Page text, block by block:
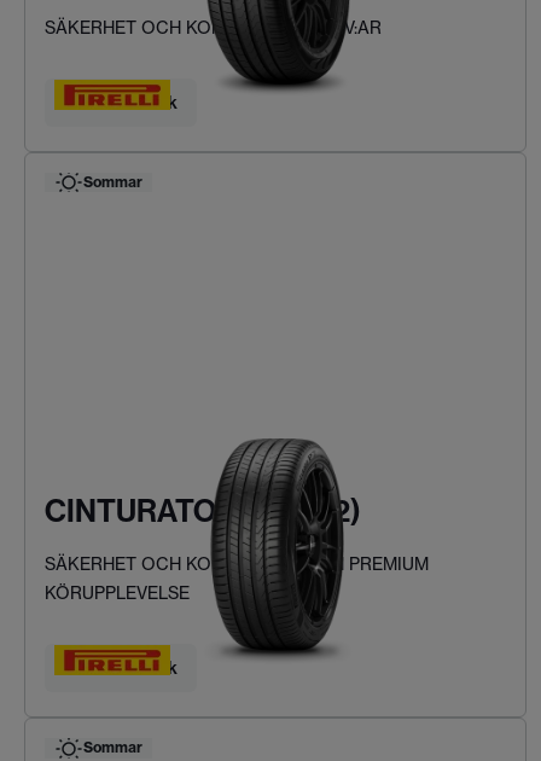
SÄKERHET OCH KOMFORT FÖR SUV:AR
Hitta ditt däck
Sommar
CINTURATO P7 (P7C2)
SÄKERHET OCH KOMFORT FÖR EN PREMIUM
KÖRUPPLEVELSE
Hitta ditt däck
Sommar